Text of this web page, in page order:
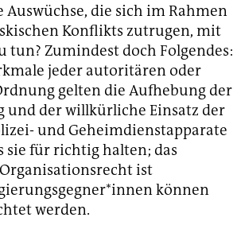
Auswüchse, die sich im Rahmen
Konflikts zutrugen, mit
tun? Zumindest doch Folgendes:
jeder autoritären oder
gelten die Aufhebung der
und der willkürliche Einsatz der
und Geheimdienstapparate
sie für richtig halten; das
ist
können
werden.